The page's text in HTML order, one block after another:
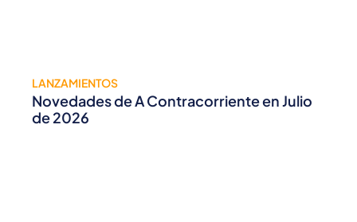
LANZAMIENTOS
Novedades de A Contracorriente en Julio
de 2026